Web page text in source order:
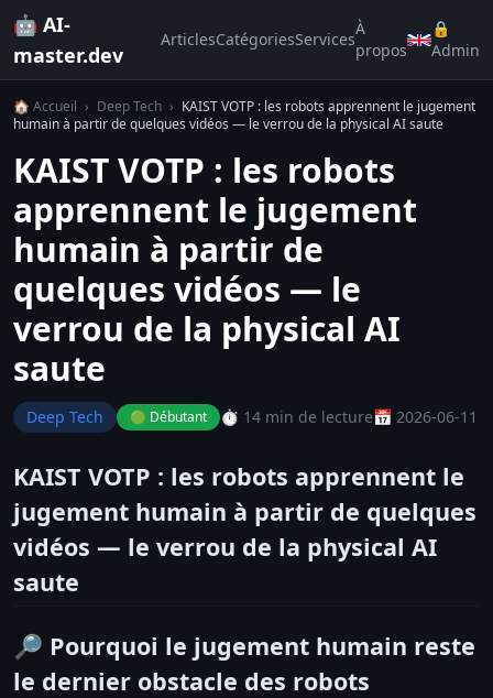
🤖 AI-
master.dev
ArticlesCatégoriesServices
À
propos
🔒
Admin
🏠 Accueil › Deep Tech › KAIST VOTP : les robots apprennent le jugement
humain à partir de quelques vidéos — le verrou de la physical AI saute
KAIST VOTP : les robots
apprennent le jugement
humain à partir de
quelques vidéos — le
verrou de la physical AI
saute
Deep Tech 🟢 Débutant ⏱️ 14 min de lecture📅 2026-06-11
KAIST VOTP : les robots apprennent le
jugement humain à partir de quelques
vidéos — le verrou de la physical AI
saute
🔎 Pourquoi le jugement humain reste
le dernier obstacle des robots